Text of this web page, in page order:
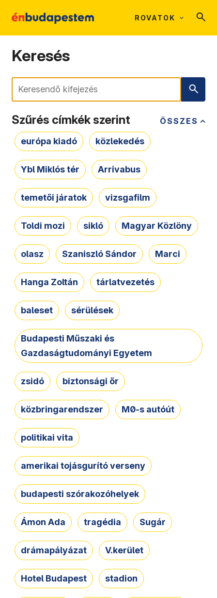
ROVATOK
Keresés
Keresés
ÖSSZES
Szűrés címkék szerint
európa kiadó közlekedés
Ybl Miklós tér Arrivabus
temetői járatok vizsgafilm
Toldi mozi sikló Magyar Közlöny
olasz Szaniszló Sándor Marci
Hanga Zoltán tárlatvezetés
baleset sérülések
Budapesti Műszaki és
Gazdaságtudományi Egyetem
zsidó biztonsági őr
közbringarendszer M0-s autóút
politikai vita
amerikai tojásgurító verseny
budapesti szórakozóhelyek
Ámon Ada tragédia Sugár
drámapályázat V.kerület
Hotel Budapest stadion